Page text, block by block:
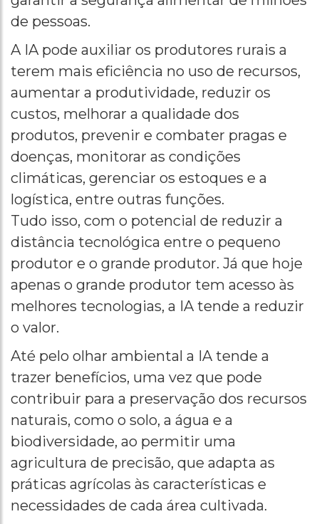
de pessoas.
A IA pode auxiliar os produtores rurais a
terem mais eficiência no uso de recursos,
aumentar a produtividade, reduzir os
custos, melhorar a qualidade dos
produtos, prevenir e combater pragas e
doenças, monitorar as condições
climáticas, gerenciar os estoques e a
logística, entre outras funções.
Tudo isso, com o potencial de reduzir a
distância tecnológica entre o pequeno
produtor e o grande produtor. Já que hoje
apenas o grande produtor tem acesso às
melhores tecnologias, a IA tende a reduzir
o valor.
Até pelo olhar ambiental a IA tende a
trazer benefícios, uma vez que pode
contribuir para a preservação dos recursos
naturais, como o solo, a água e a
biodiversidade, ao permitir uma
agricultura de precisão, que adapta as
práticas agrícolas às características e
necessidades de cada área cultivada.